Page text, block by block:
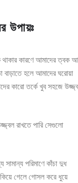
উপায়ঃ
কারণে আমাদের ত্বক
হলে আমাদের ঘরোয়া
কারো তর্কে খুব সহজে
রাখতে পারি সেগুলো
পরিমাণে কাঁচা দুধ
গেলে গোসল করে ধুয়ে